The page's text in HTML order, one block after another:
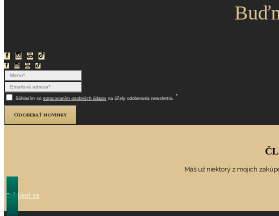
Súhlasím so spracovaním osobných údajov na účely odoberania newslettra. *
Odoberať novinky
Máš už niektorý z mojich
Prihlásiť sa